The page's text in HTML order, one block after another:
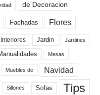
de Decoracion
Fachadas Flores
Interiores Jardin Jardines
Mesas
Muebles de Navidad
Sillones Sofas Tips